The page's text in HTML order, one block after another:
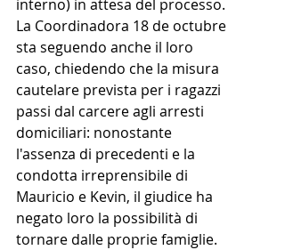
interno) in attesa del processo.
La Coordinadora 18 de octubre
sta seguendo anche il loro
caso, chiedendo che la misura
cautelare prevista per i ragazzi
passi dal carcere agli arresti
domiciliari: nonostante
l'assenza di precedenti e la
condotta irreprensibile di
Mauricio e Kevin, il giudice ha
negato loro la possibilità di
tornare dalle proprie famiglie.